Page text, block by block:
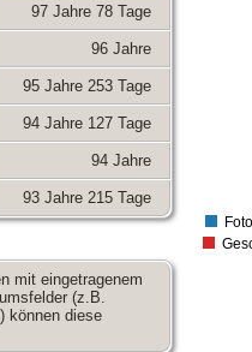
97 Jahre 78 Tage
96 Jahre
95 Jahre 253 Tage
94 Jahre 127 Tage
94 Jahre
93 Jahre 215 Tage
mit eingetragenem
(z.B.
können diese
50
100
150